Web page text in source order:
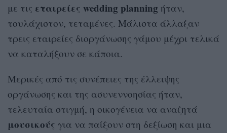
με τις εταιρείες wedding planning ήταν,
τουλάχιστον, τεταμένες. Μάλιστα άλλαξαν
τρεις εταιρείες διοργάνωσης γάμου μέχρι τελικά
να καταλήξουν σε κάποια.
Μερικές από τις συνέπειες της έλλειψης
οργάνωσης και της ασυνεννοησίας ήταν,
τελευταία στιγμή, η οικογένεια να αναζητά
μουσικούς για να παίξουν στη δεξίωση και μια